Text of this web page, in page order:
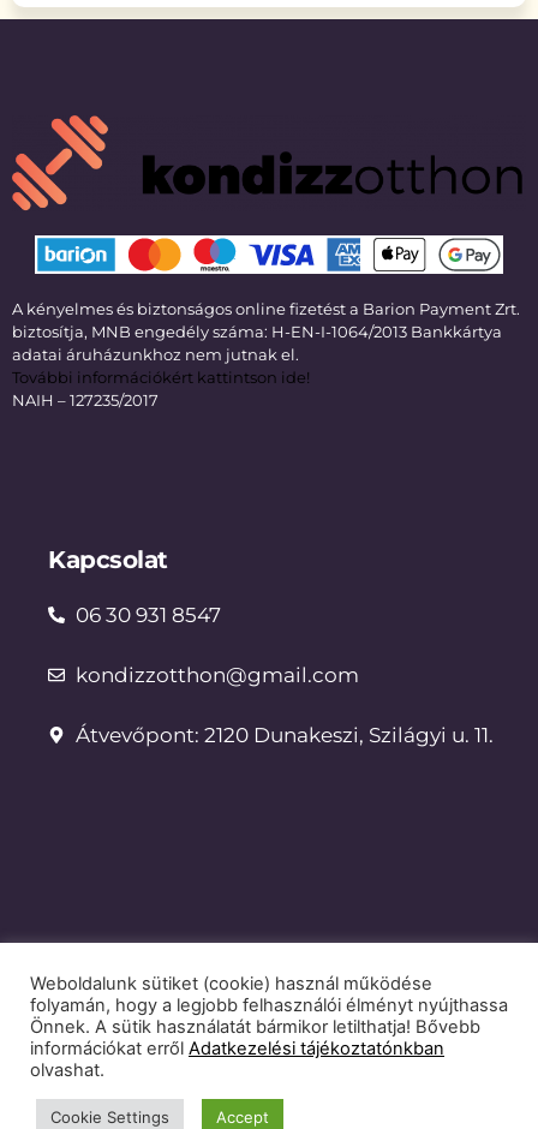
A kényelmes és biztonságos online fizetést a Barion Payment Zrt.
biztosítja, MNB engedély száma: H-EN-I-1064/2013 Bankkártya
adatai áruházunkhoz nem jutnak el.
További információkért kattintson ide!
NAIH – 127235/2017
Kapcsolat
06 30 931 8547
kondizzotthon@gmail.com
Átvevőpont: 2120 Dunakeszi, Szilágyi u. 11.
Dokumentumok
Adatkezelési tájékoztató
ÁSZF
Weboldalunk sütiket (cookie) használ működése
folyamán, hogy a legjobb felhasználói élményt nyújthassa
Önnek. A sütik használatát bármikor letilthatja! Bővebb
információkat erről Adatkezelési tájékoztatónkban
olvashat.
Cookie Settings Accept